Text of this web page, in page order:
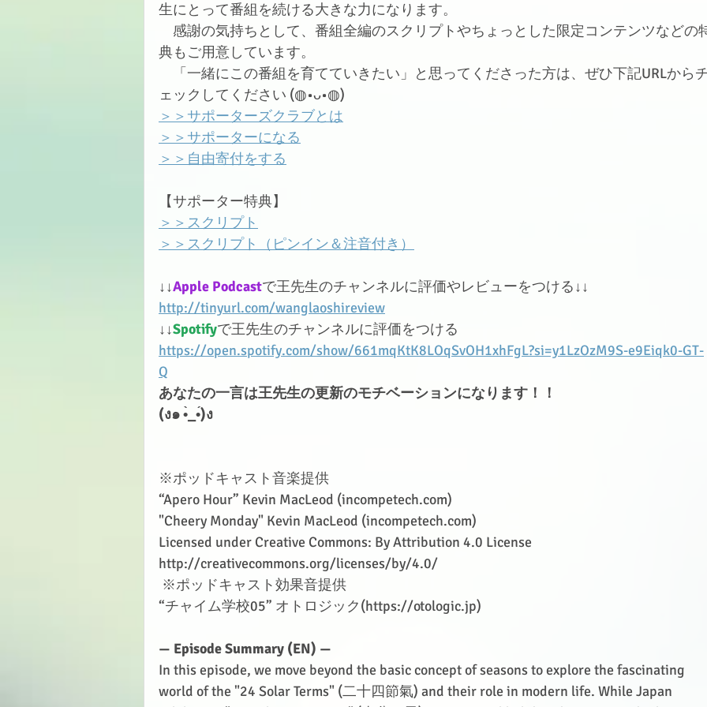
生にとって番組を続ける大きな力になります。
感謝の気持ちとして、番組全編のスクリプトやちょっとした限定コンテンツなどの
典もご用意しています。
「一緒にこの番組を育てていきたい」と思ってくださった方は、ぜひ下記URLから
ェックしてください (◍•ᴗ•◍)ゝ
＞＞サポーターズクラブとは
＞＞サポーターになる
＞＞自由寄付をする
【サポーター特典】
＞＞スクリプト
＞＞スクリプト（ピンイン＆注音付き）
↓↓Apple Podcastで王先生のチャンネルに評価やレビューをつける↓↓
http://tinyurl.com/wanglaoshireview
↓↓Spotifyで王先生のチャンネルに評価をつける
https://open.spotify.com/show/661mqKtK8LOqSvOH1xhFgL?si=y1LzOzM9S-e9Eiqk0-GT-
Q
あなたの一言は王先生の更新のモチベーションになります！！
(ง๑ •̀_•́)ง
※ポッドキャスト音楽提供
“Apero Hour” Kevin MacLeod (incompetech.com)
"Cheery Monday" Kevin MacLeod (incompetech.com)
Licensed under Creative Commons: By Attribution 4.0 License
http://creativecommons.org/licenses/by/4.0/
※ポッドキャスト効果音提供
“チャイム学校05” オトロジック(https://otologic.jp)
— Episode Summary (EN) —
In this episode, we move beyond the basic concept of seasons to explore the fascinating
world of the "24 Solar Terms" (二十四節氣) and their role in modern life. While Japan